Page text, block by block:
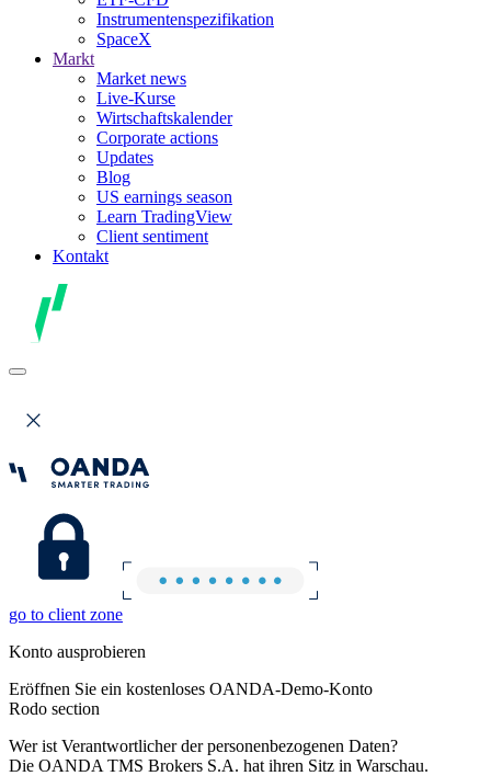
Instrumentenspezifikation
SpaceX
Markt
Market news
Live-Kurse
Wirtschaftskalender
Corporate actions
Updates
Blog
US earnings season
Learn TradingView
Client sentiment
Kontakt
go to client zone
Konto ausprobieren
Eröffnen Sie ein kostenloses OANDA-Demo-Konto
Rodo section
Wer ist Verantwortlicher der personenbezogenen Daten?
Die OANDA TMS Brokers S.A. hat ihren Sitz in Warschau.